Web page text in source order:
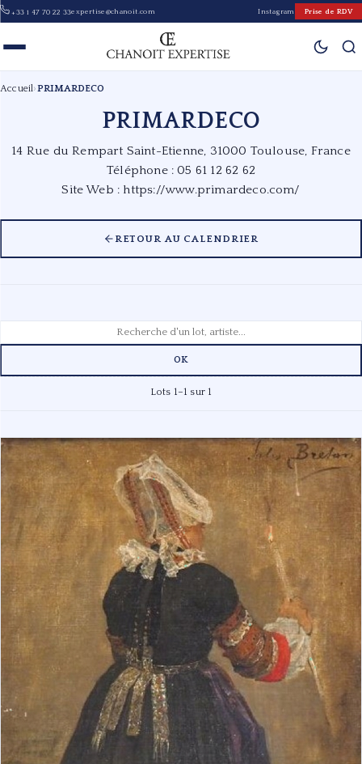
+33 1 47 70 22 33expertise@chanoit.com Instagram Prise de RDV
Accueil›PRIMARDECO
PRIMARDECO
14 Rue du Rempart Saint-Etienne, 31000 Toulouse, France
Téléphone : 05 61 12 62 62
Site Web : https://www.primardeco.com/
RETOUR AU CALENDRIER
OK
Lots 1–1 sur 1